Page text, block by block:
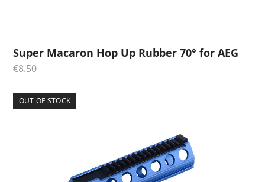
Super Macaron Hop Up Rubber 70° for AEG
€8.50
OUT OF STOCK